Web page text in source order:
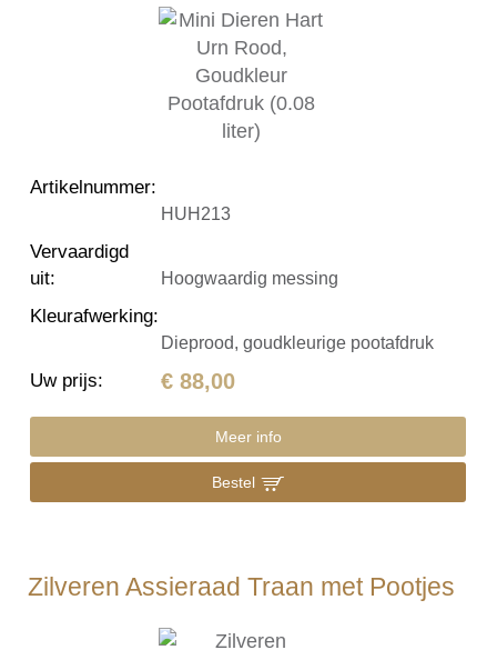
Artikelnummer:
HUH213
Vervaardigd
uit: Hoogwaardig messing
Kleurafwerking:
Dieprood, goudkleurige pootafdruk
Uw prijs: € 88,00
Meer info
Bestel
Zilveren Assieraad Traan met Pootjes